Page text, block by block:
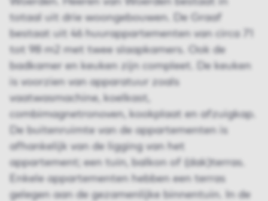
totaal uit drie woongebouwen. De Graaf
bestaat uit 46 huurappartementen van circa 71
tot 98 m2 met twee slaapkamers. Ook de
badkamer en keuken zijn compleet. De keuken
is voorzien van apparatuur zoals
vaatwasmachine, koelkast,
combimagnetronoven, kookplaat en afzuigkap.
De buitenruimte van de appartementen is
afhankelijk van de ligging van het
appartement; een tuin, balkon of (dak)terras.
Enkele appartementen hebben een terras
gelegen aan de gezamenlijke binnentuin. In de